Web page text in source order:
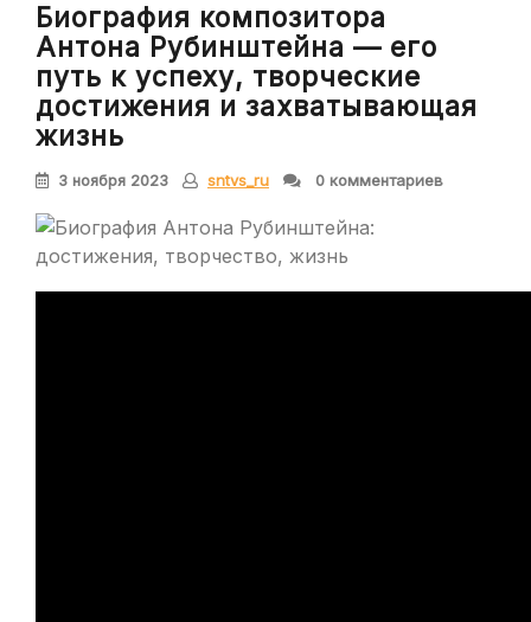
Биография композитора
Антона Рубинштейна — его
путь к успеху, творческие
достижения и захватывающая
жизнь
3 ноября 2023 sntvs_ru 0 комментариев